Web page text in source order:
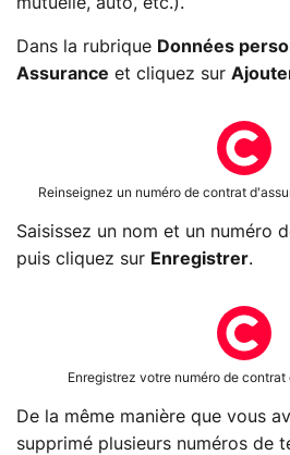
mutuelle, auto, etc.).
Dans la rubrique Données
Assurance et cliquez sur
Reinseignez un numéro de contrat
Saisissez un nom et un numéro
puis cliquez sur Enregistrer.
Enregistrez votre numéro de
De la même manière que vous
supprimé plusieurs numéros de